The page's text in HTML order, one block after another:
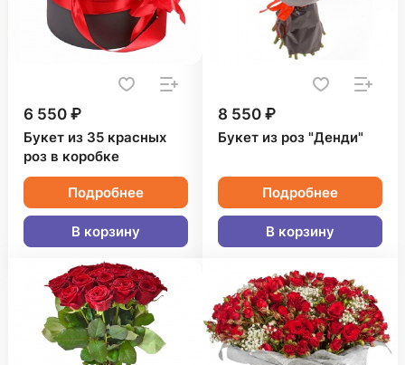
6 550 ₽
Букет из 35 красных
роз в коробке
Подробнее
В корзину
8 550 ₽
Букет из роз "Денди"
Подробнее
В корзину